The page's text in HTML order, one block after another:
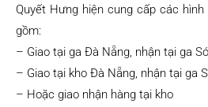
Quyết Hưng hiện cung cấp các
gồm:
– Giao tại ga Đà Nẵng, nhận tại ga
– Giao tại kho Đà Nẵng, nhận tại ga
– Hoặc giao nhận hàng tại kho